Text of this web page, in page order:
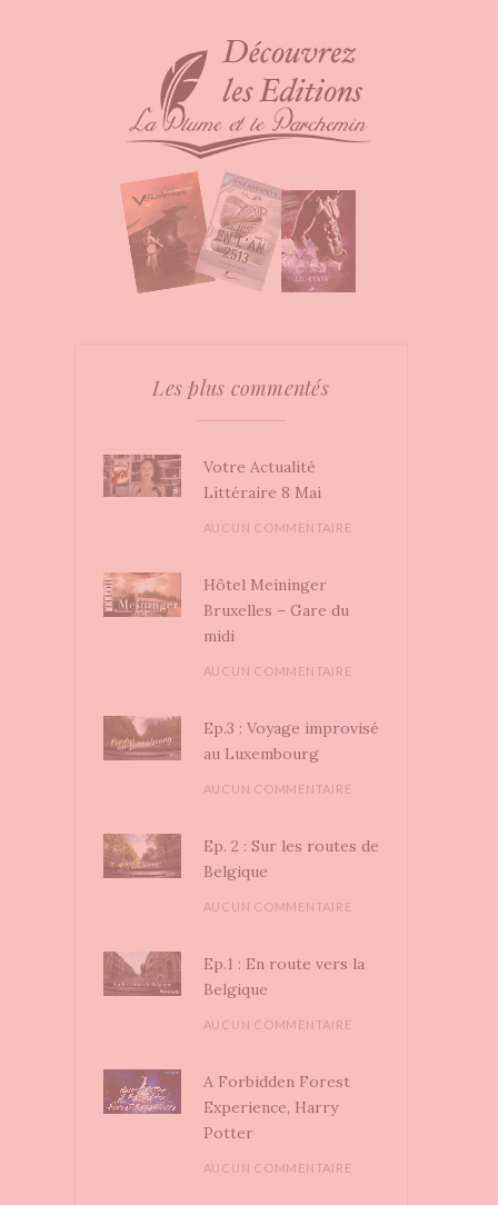
Les plus commentés
Votre Actualité
Littéraire 8 Mai
AUCUN COMMENTAIRE
Hôtel Meininger
Bruxelles – Gare du
midi
AUCUN COMMENTAIRE
Ep.3 : Voyage improvisé
au Luxembourg
AUCUN COMMENTAIRE
Ep. 2 : Sur les routes de
Belgique
AUCUN COMMENTAIRE
Ep.1 : En route vers la
Belgique
AUCUN COMMENTAIRE
A Forbidden Forest
Experience, Harry
Potter
AUCUN COMMENTAIRE